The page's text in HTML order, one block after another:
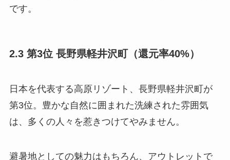
です。
2.3 第3位 長野県軽井沢町（還元率40%）
日本を代表する高原リゾート、長野県軽井沢町が
第3位。豊かな自然に囲まれた洗練された雰囲気
は、多くの人々を惹きつけてやみません。
避暑地としての魅力はもちろん、アウトレットで